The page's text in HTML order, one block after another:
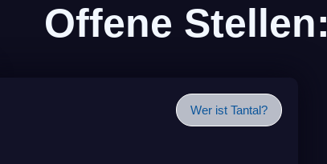
Offene Stellen:
Wer ist Tantal?